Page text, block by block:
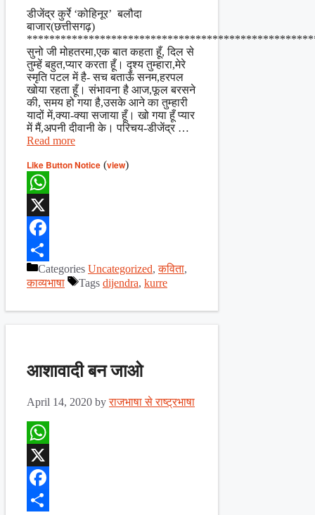
Share
डीजेंद्र कुर्रे ‘कोहिनूर’ बलौदा
बाजार(छत्तीसगढ़)
सुनो जी मोहतरमा,एक बात कहता हूँ, दिल से
तुम्हें बहुत,प्यार करता हूँ। दृश्य तुम्हारा,मेरे
स्मृति पटल में है- सच बताऊँ सनम,हरपल
खोया रहता हूँ। संभावना है आज,फूल बरसने
की, समय हो गया है,उसके आने का तुम्हारी
यादों में,क्या-क्या सजाया हूँ। खो गया हूँ प्यार
में मैं,अपनी दीवानी के। परिचय-डीजेंद्र …
Read more
Like Button Notice (view)
WhatsApp
X
Facebook
ShareCategories Uncategorized,कविता,
काव्यभाषा
Tags dijendra, kurre
आशावादी बन जाओ
April 14, 2020 byराजभाषा से राष्ट्रभाषा
WhatsApp
X
Facebook